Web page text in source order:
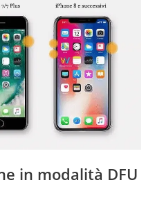
in modalità DFU